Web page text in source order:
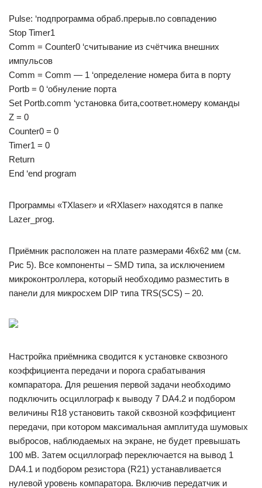
Pulse: ‘подпрограмма обраб.прерыв.по совпадению
Stop Timer1
Comm = Counter0 ‘считывание из счётчика внешних
импульсов
Comm = Comm — 1 ‘определение номера бита в порту
Portb = 0 ‘обнуление порта
Set Portb.comm ‘установка бита,соответ.номеру команды
Z = 0
Counter0 = 0
Timer1 = 0
Return
End ‘end program
Программы «TXlaser» и «RXlaser» находятся в папке
Lazer_prog.
Приёмник расположен на плате размерами 46х62 мм (см.
Рис 5). Все компоненты – SMD типа, за исключением
микроконтроллера, который необходимо разместить в
панели для микросхем DIP типа TRS(SCS) – 20.
Настройка приёмника сводится к установке сквозного
коэффициента передачи и порога срабатывания
компаратора. Для решения первой задачи необходимо
подключить осциллограф к выводу 7 DA4.2 и подбором
величины R18 установить такой сквозной коэффициент
передачи, при котором максимальная амплитуда шумовых
выбросов, наблюдаемых на экране, не будет превышать
100 мВ. Затем осциллограф переключается на вывод 1
DA4.1 и подбором резистора (R21) устанавливается
нулевой уровень компаратора. Включив передатчик и